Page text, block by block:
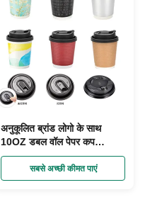
अनुकूलित ब्रांड लोगो के साथ
10OZ डबल वॉल पेपर कप
पर्यावरण के अनुकूल
सबसे अच्छी कीमत पाएं